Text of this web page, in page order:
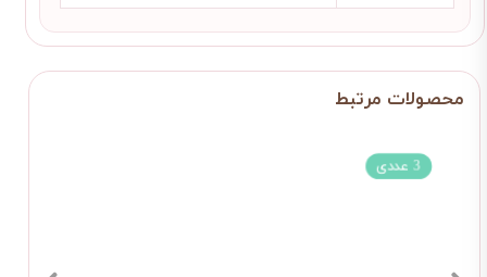
3 عددی